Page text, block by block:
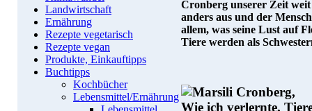
Landwirtschaft
Ernährung
Rezepte vegetarisch
Rezepte vegan
Produkte, Einkauftipps
Buchtipps
Kochbücher
Lebensmittel/Ernährung
Cronberg unserer Zeit
anders aus und der
allem, was seine Lust auf
Tiere werden als